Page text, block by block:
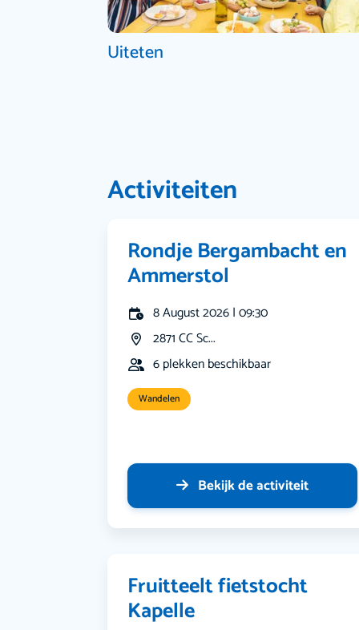
Uiteten
Activiteiten
Rondje Bergambacht en
Ammerstol
8 August 2026 | 09:30
2871 CC Sc...
6 plekken beschikbaar
Wandelen
Bekijk de activiteit
Fruitteelt fietstocht
Kapelle